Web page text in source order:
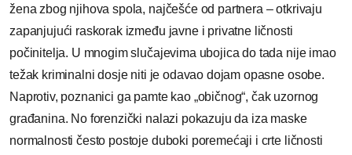
žena zbog njihova spola, najčešće od partnera – otkrivaju
zapanjujući raskorak između javne i privatne ličnosti
počinitelja. U mnogim slučajevima ubojica do tada nije imao
težak kriminalni dosje niti je odavao dojam opasne osobe.
Naprotiv, poznanici ga pamte kao „običnog“, čak uzornog
građanina. No forenzički nalazi pokazuju da iza maske
normalnosti često postoje duboki poremećaji i crte ličnosti